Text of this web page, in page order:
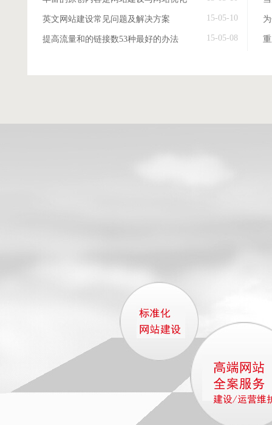
英文网站建设常见问题及解决方案 15-05-10
提高流量和的链接数53种最好的办法 15-05-08